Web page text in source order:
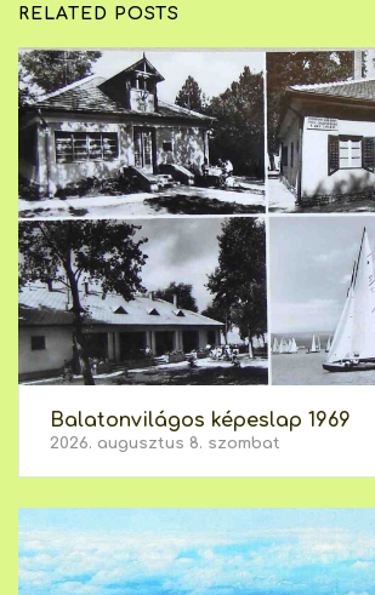
RELATED POSTS
Balatonvilágos képeslap 1969
2026. augusztus 8. szombat